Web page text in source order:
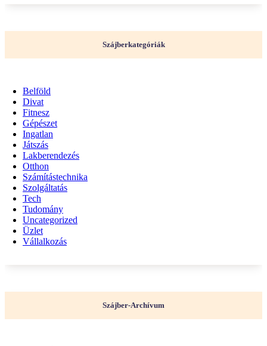
Szájberkategóriák
Belföld
Divat
Fitnesz
Gépészet
Ingatlan
Játszás
Lakberendezés
Otthon
Számítástechnika
Szolgáltatás
Tech
Tudomány
Uncategorized
Üzlet
Vállalkozás
Szájber-Archívum